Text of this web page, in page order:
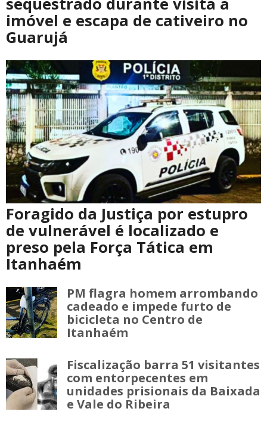
imóvel e escapa de cativeiro no
Guarujá
Foragido da Justiça por estupro
de vulnerável é localizado e
preso pela Força Tática em
Itanhaém
PM flagra homem arrombando
cadeado e impede furto de
bicicleta no Centro de
Itanhaém
Fiscalização barra 51 visitantes
com entorpecentes em
unidades prisionais da Baixada
e Vale do Ribeira